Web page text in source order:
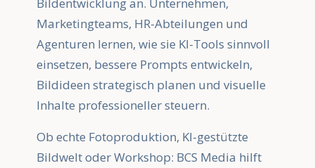
Marketingteams, HR-Abteilungen und
Agenturen lernen, wie sie KI-Tools sinnvoll
einsetzen, bessere Prompts entwickeln,
Bildideen strategisch planen und visuelle
Inhalte professioneller steuern.
Ob echte Fotoproduktion, KI-gestützte
Bildwelt oder Workshop: BCS Media hilft